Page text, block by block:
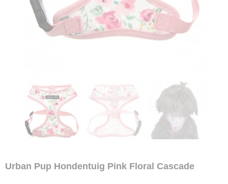
Urban Pup Hondentuig Pink Floral Cascade